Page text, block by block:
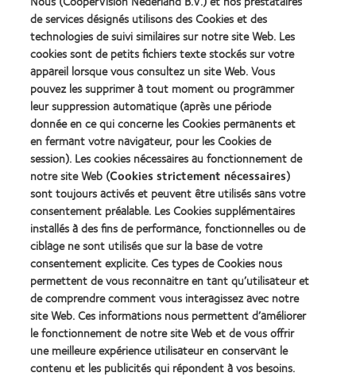
more
about
Récompense
Silmo
d’Or
du
meilleur
produit
pour
MyDay™
(2013)
more
about
Contact
Lens
Product
of
the
Year
(2013)
Learn
more
about
2012
&
2010
Best
Companies
for
Leaders
(2012)
Learn
more
about
2011
Best
Factory
Awards
(2011)
Learn
more
about
ODMA
2011
(2011)
Learn
more
about
2012
REBRAND
100®
Global
Award
(2012)
Nos produits
de services désignés utilisons des Cookies et des
technologies de suivi similaires sur notre site Web. Les
cookies sont de petits fichiers texte stockés sur votre
appareil lorsque vous consultez un site Web. Vous
pouvez les supprimer à tout moment ou programmer
leur suppression automatique (après une période
donnée en ce qui concerne les Cookies permanents et
en fermant votre navigateur, pour les Cookies de
session). Les cookies nécessaires au fonctionnement de
notre site Web (Cookies strictement nécessaires)
sont toujours activés et peuvent être utilisés sans votre
consentement préalable. Les Cookies supplémentaires
installés à des fins de performance, fonctionnelles ou de
ciblage ne sont utilisés que sur la base de votre
consentement explicite. Ces types de Cookies nous
permettent de vous reconnaitre en tant qu’utilisateur et
de comprendre comment vous interagissez avec notre
site Web. Ces informations nous permettent d’améliorer
le fonctionnement de notre site Web et de vous offrir
une meilleure expérience utilisateur en conservant le
contenu et les publicités qui répondent à vos besoins.